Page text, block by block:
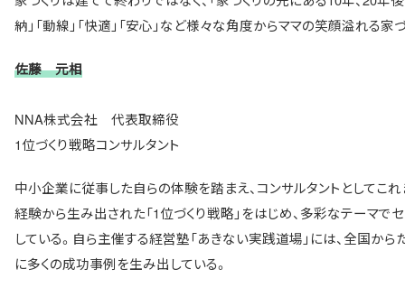
納」「動線」「快適」「安心」など様々な角度からママの笑顔溢れる家
佐藤 元相
NNA株式会社 代表取締役
1位づくり戦略コンサルタント
中小企業に従事した自らの体験を踏まえ、コンサルタントとして
経験から生み出された「1位づくり戦略」をはじめ、多彩なテーマ
している。自ら主催する経営塾「あきない実践道場」には、全国か
に多くの成功事例を生み出している。